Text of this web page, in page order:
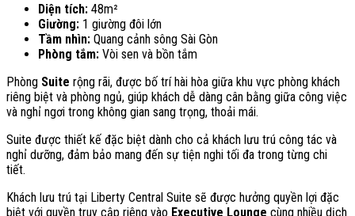
Diện tích: 48m²
Giường: 1 giường đôi lớn
Tầm nhìn: Quang cảnh sông Sài Gòn
Phòng tắm: Vòi sen và bồn tắm
Phòng Suite rộng rãi, được bố trí hài hòa giữa khu vực phòng khách
riêng biệt và phòng ngủ, giúp khách dễ dàng cân bằng giữa công việc
và nghỉ ngơi trong không gian sang trọng, thoải mái.
Suite được thiết kế đặc biệt dành cho cả khách lưu trú công tác và
nghỉ dưỡng, đảm bảo mang đến sự tiện nghi tối đa trong từng chi
tiết.
Khách lưu trú tại Liberty Central Suite sẽ được hưởng quyền lợi đặc
biệt với quyền truy cập riêng vào Executive Lounge cùng nhiều dịch